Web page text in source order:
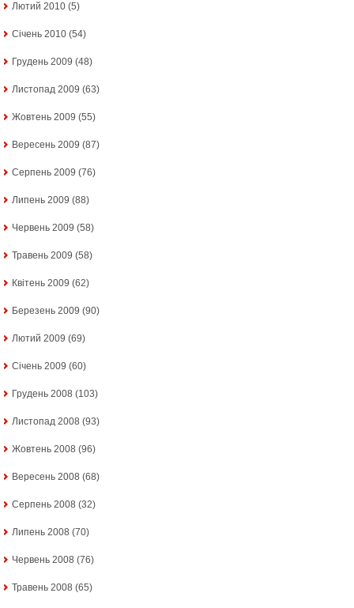
Лютий 2010 (5)
Січень 2010 (54)
Грудень 2009 (48)
Листопад 2009 (63)
Жовтень 2009 (55)
Вересень 2009 (87)
Серпень 2009 (76)
Липень 2009 (88)
Червень 2009 (58)
Травень 2009 (58)
Квітень 2009 (62)
Березень 2009 (90)
Лютий 2009 (69)
Січень 2009 (60)
Грудень 2008 (103)
Листопад 2008 (93)
Жовтень 2008 (96)
Вересень 2008 (68)
Серпень 2008 (32)
Липень 2008 (70)
Червень 2008 (76)
Травень 2008 (65)